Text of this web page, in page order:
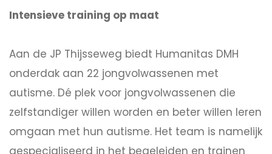
Intensieve training op maat
Aan de JP Thijsseweg biedt Humanitas DMH
onderdak aan 22 jongvolwassenen met
autisme. Dé plek voor jongvolwassenen die
zelfstandiger willen worden en beter willen leren
omgaan met hun autisme. Het team is namelijk
gespecialiseerd in het begeleiden en trainen